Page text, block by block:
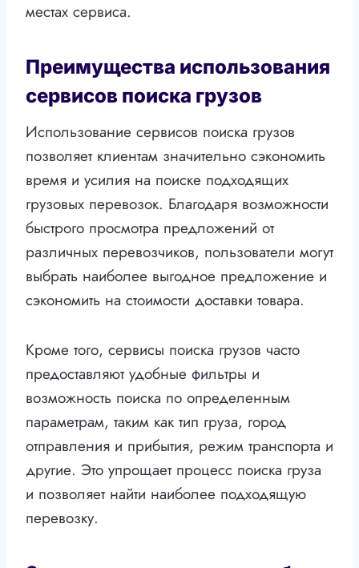
местах сервиса.
Преимущества использования
сервисов поиска грузов
Использование сервисов поиска грузов
позволяет клиентам значительно сэкономить
время и усилия на поиске подходящих
грузовых перевозок. Благодаря возможности
быстрого просмотра предложений от
различных перевозчиков, пользователи могут
выбрать наиболее выгодное предложение и
сэкономить на стоимости доставки товара.
Кроме того, сервисы поиска грузов часто
предоставляют удобные фильтры и
возможность поиска по определенным
параметрам, таким как тип груза, город
отправления и прибытия, режим транспорта и
другие. Это упрощает процесс поиска груза
и позволяет найти наиболее подходящую
перевозку.